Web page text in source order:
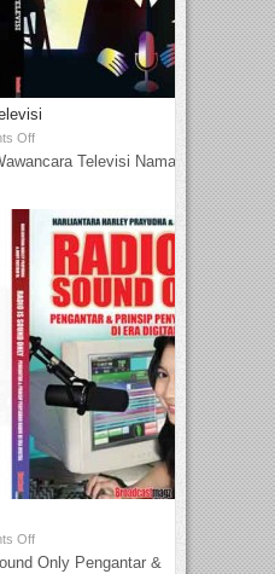
Off
Televisi Nama
Off
Only Pengantar &